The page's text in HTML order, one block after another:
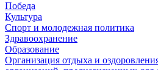
Победа
Культура
Спорт и молодежная политика
Здравоохранение
Образование
Организация отдыха и